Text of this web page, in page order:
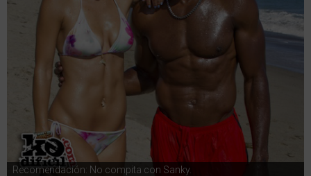
Recomendación: No compita con Sanky.